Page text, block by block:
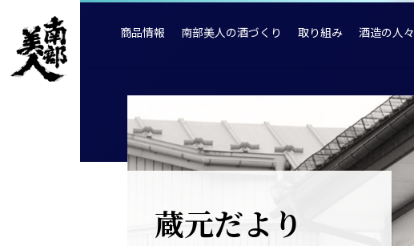
商品情報 南部美人の酒づくり 取り組み 酒造の人々
蔵元だより